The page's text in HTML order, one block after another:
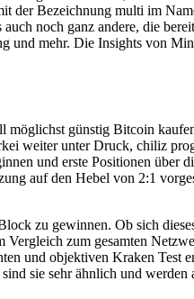
der Bezeichnung multi im
noch ganz andere, die
und mehr. Die Insights von
günstig Bitcoin
weiter unter Druck, chiliz
und erste Positionen über
auf den Hebel von 2:1
zu gewinnen. Ob sich
zum gesamten
und objektiven Kraken Test
sie sehr ähnlich und werden